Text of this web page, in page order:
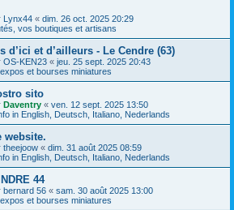
Lynx44 « dim. 26 oct. 2025 20:29
vos boutiques et artisans
d’ici et d’ailleurs - Le Cendre (63)
OS-KEN23 « jeu. 25 sept. 2025 20:43
et bourses miniatures
sito
Daventry « ven. 12 sept. 2025 13:50
in English, Deutsch, Italiano, Nederlands
website.
theejoow « dim. 31 août 2025 08:59
in English, Deutsch, Italiano, Nederlands
44
bernard 56 « sam. 30 août 2025 13:00
et bourses miniatures